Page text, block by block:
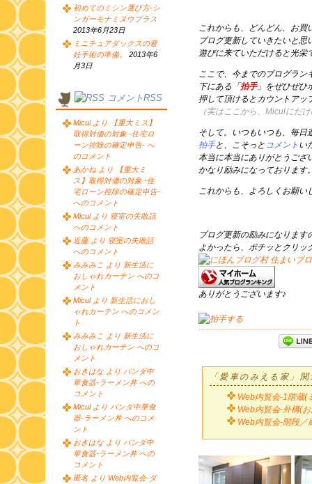
これからも、どんどん、お買
ブログ更新していきたいと思
遊びに来ていただけると光栄
ここで、今までのブログラン
下にある「 拍手」をぜひぜひ
押して頂けるとカウントアッ
（実はここから、Miculにだ
そして。いつもいつも、毎日
拍手と、こそっと コメント い
本当に本当にありがとうござ
かなり励みになっております
これからも、よろしくお願い
ブログ更新の励みになります
よかったら、ポチッとクリッ
ありがとうございます♪
「愛車のみえる家」
Web内覧会-1階蔵(
Web内覧会-外構(
Web内覧会-階段／
初めてのミシン選び方-シ
ンガーモナミヌウプラス
2013年6月23日
ミニチュアダックスの避
妊手術の準備。
2013年6
月3日
コメントRSS
Micul より 【重大ミス】
取得対価の対象 -住宅ロ
ーン控除の確定申告- へ
のコメント
あかね より 【重大ミ
ス】取得対価の対象 -住
宅ローン控除の確定申告-
へのコメント
Micul より 寝室の失敗話
へのコメント
近藤 より 寝室の失敗話
へのコメント
みみみこ より 新生活に
おしゃれカーテン へのコ
メント
Micul より 新生活におし
ゃれカーテン へのコメン
ト
みみみこ より 新生活に
おしゃれカーテン へのコ
メント
おきはな より パンダ中
華食器-ラーメン丼 への
コメント
Micul より パンダ中華食
器-ラーメン丼 へのコメ
ント
おきはな より パンダ中
華食器-ラーメン丼 への
コメント
匿名 より Web内覧会-ダ